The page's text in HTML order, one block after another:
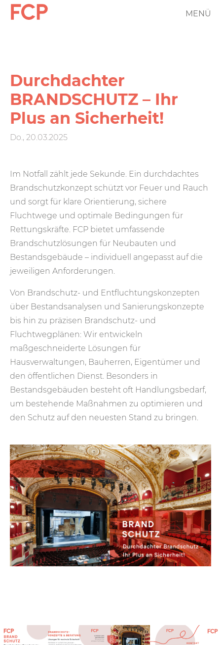
Direkt
zumFCP
Logo
MENÜ
Durchdachter
BRANDSCHUTZ – Ihr
Plus an Sicherheit!
Do., 20.03.2025
Im Notfall zählt jede Sekunde. Ein durchdachtes
Brandschutzkonzept schützt vor Feuer und Rauch
und sorgt für klare Orientierung, sichere
Fluchtwege und optimale Bedingungen für
Rettungskräfte. FCP bietet umfassende
Brandschutzlösungen für Neubauten und
Bestandsgebäude – individuell angepasst auf die
jeweiligen Anforderungen.
Von Brandschutz- und Entfluchtungskonzepten
über Bestandsanalysen und Sanierungskonzepte
bis hin zu präzisen Brandschutz- und
Fluchtwegplänen: Wir entwickeln
maßgeschneiderte Lösungen für
Hausverwaltungen, Bauherren, Eigentümer und
den öffentlichen Dienst. Besonders in
Bestandsgebäuden besteht oft Handlungsbedarf,
um bestehende Maßnahmen zu optimieren und
den Schutz auf den neuesten Stand zu bringen.